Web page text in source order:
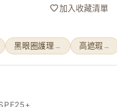
加入收藏清單
黑眼圈護理 → 高遮瑕 →